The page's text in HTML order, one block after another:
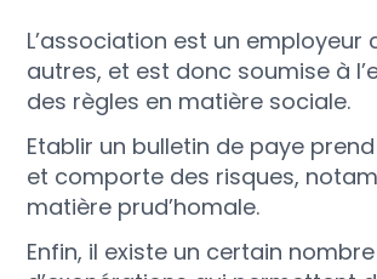
L’association est un employeur
autres, et est donc soumise à
des règles en matière sociale.
Etablir un bulletin de paye
et comporte des risques,
matière prud’homale.
Enfin, il existe un certain